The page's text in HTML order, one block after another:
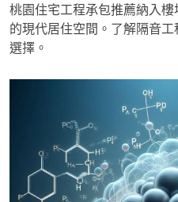
桃園住宅工程承包推薦納入
的現代居住空間。了解隔音
選擇。